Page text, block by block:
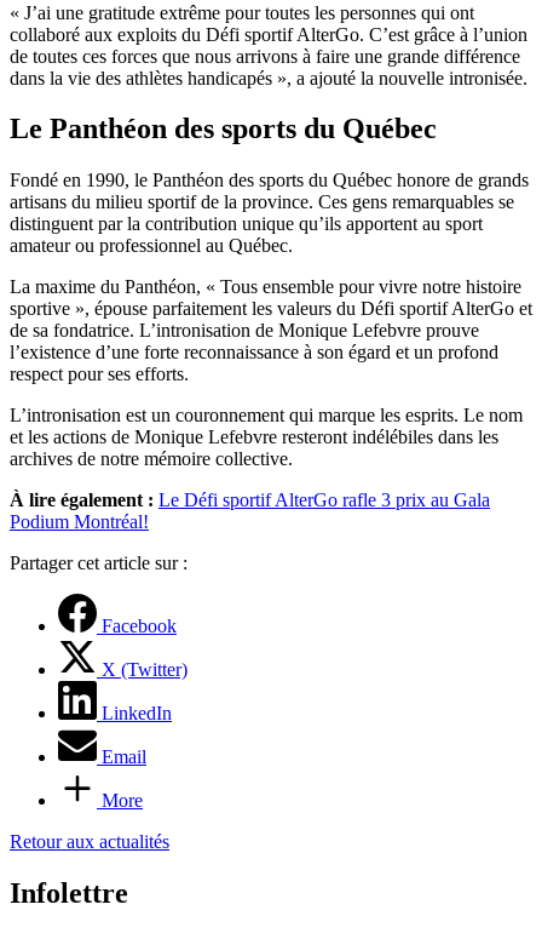
« J’ai une gratitude extrême pour toutes les personnes qui ont
collaboré aux exploits du Défi sportif AlterGo. C’est grâce à l’union
de toutes ces forces que nous arrivons à faire une grande différence
dans la vie des athlètes handicapés », a ajouté la nouvelle intronisée.
Le Panthéon des sports du Québec
Fondé en 1990, le Panthéon des sports du Québec honore de grands
artisans du milieu sportif de la province. Ces gens remarquables se
distinguent par la contribution unique qu’ils apportent au sport
amateur ou professionnel au Québec.
La maxime du Panthéon, « Tous ensemble pour vivre notre histoire
sportive », épouse parfaitement les valeurs du Défi sportif AlterGo et
de sa fondatrice. L’intronisation de Monique Lefebvre prouve
l’existence d’une forte reconnaissance à son égard et un profond
respect pour ses efforts.
L’intronisation est un couronnement qui marque les esprits. Le nom
et les actions de Monique Lefebvre resteront indélébiles dans les
archives de notre mémoire collective.
À lire également : Le Défi sportif AlterGo rafle 3 prix au Gala
Podium Montréal!
Partager cet article sur :
Facebook
X (Twitter)
LinkedIn
Email
More
Retour aux actualités
Infolettre